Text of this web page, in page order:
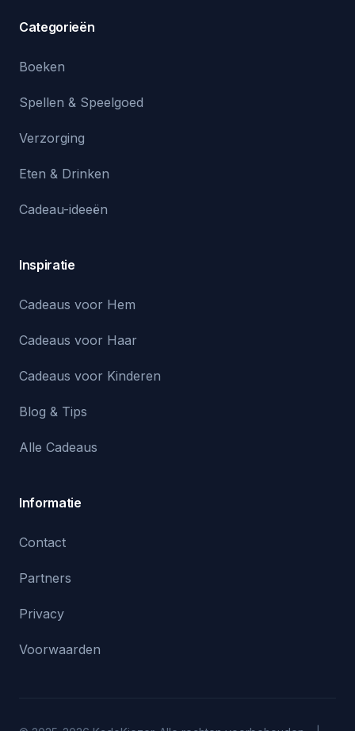
Categorieën
Boeken
Spellen & Speelgoed
Verzorging
Eten & Drinken
Cadeau-ideeën
Inspiratie
Cadeaus voor Hem
Cadeaus voor Haar
Cadeaus voor Kinderen
Blog & Tips
Alle Cadeaus
Informatie
Contact
Partners
Privacy
Voorwaarden